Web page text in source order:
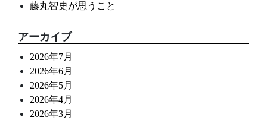
藤丸智史が思うこと
アーカイブ
2026年7月
2026年6月
2026年5月
2026年4月
2026年3月